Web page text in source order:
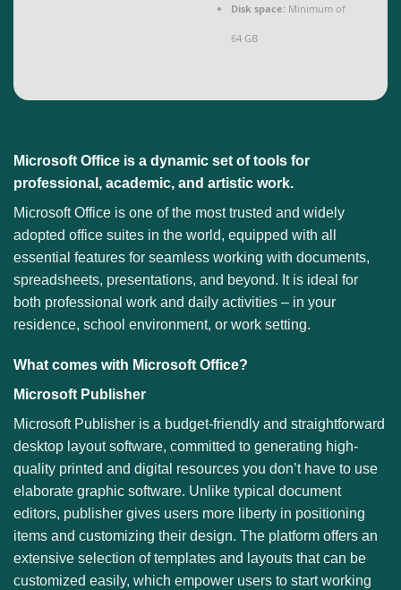
Disk space: Minimum of
64 GB
Microsoft Office is a dynamic set of tools for
professional, academic, and artistic work.
Microsoft Office is one of the most trusted and widely
adopted office suites in the world, equipped with all
essential features for seamless working with documents,
spreadsheets, presentations, and beyond. It is ideal for
both professional work and daily activities – in your
residence, school environment, or work setting.
What comes with Microsoft Office?
Microsoft Publisher
Microsoft Publisher is a budget-friendly and straightforward
desktop layout software, committed to generating high-
quality printed and digital resources you don’t have to use
elaborate graphic software. Unlike typical document
editors, publisher gives users more liberty in positioning
items and customizing their design. The platform offers an
extensive selection of templates and layouts that can be
customized easily, which empower users to start working